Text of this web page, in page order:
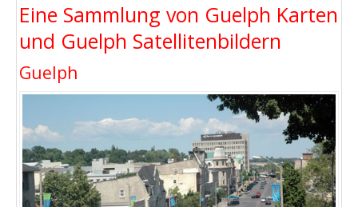
Eine Sammlung von Guelph Karten
und Guelph Satellitenbildern
Guelph